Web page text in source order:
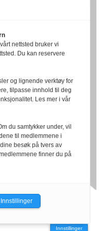
Innstillinger
nettsted bruker vi
Du kan reservere
og lignende verktøy for
tilpasse innhold til deg
Les mer i vår
du samtykker under, vil
til medlemmene i
besøk på tvers av
finner du på
Innstillinger